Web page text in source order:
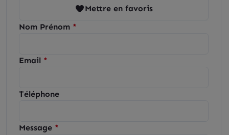
Mettre en favoris
Nom Prénom
Email
Téléphone
Message